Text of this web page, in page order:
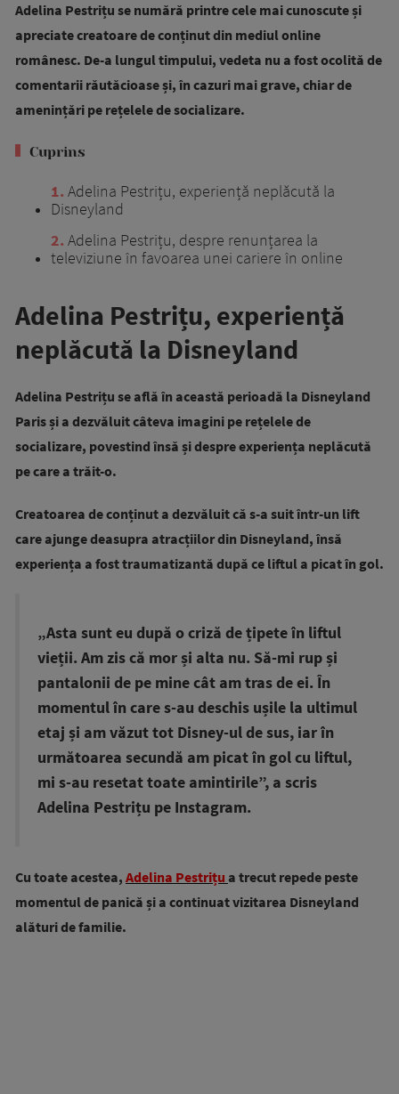
Adelina Pestrițu se numără printre cele mai cunoscute și
apreciate creatoare de conținut din mediul online
românesc. De-a lungul timpului, vedeta nu a fost ocolită de
comentarii răutăcioase și, în cazuri mai grave, chiar de
amenințări pe rețelele de socializare.
Cuprins
1 Adelina Pestrițu, experiență neplăcută la
Disneyland
2 Adelina Pestrițu, despre renunțarea la
televiziune în favoarea unei cariere în online
Adelina Pestrițu, experiență
neplăcută la Disneyland
Adelina Pestrițu se află în această perioadă la Disneyland
Paris și a dezvăluit câteva imagini pe rețelele de
socializare, povestind însă și despre experiența neplăcută
pe care a trăit-o.
Creatoarea de conținut a dezvăluit că s-a suit într-un lift
care ajunge deasupra atracțiilor din Disneyland, însă
experiența a fost traumatizantă după ce liftul a picat în gol.
„Asta sunt eu după o criză de țipete în liftul
vieții. Am zis că mor și alta nu. Să-mi rup și
pantalonii de pe mine cât am tras de ei. În
momentul în care s-au deschis ușile la ultimul
etaj și am văzut tot Disney-ul de sus, iar în
următoarea secundă am picat în gol cu liftul,
mi s-au resetat toate amintirile”, a scris
Adelina Pestrițu pe Instagram.
Cu toate acestea, Adelina Pestrițu a trecut repede peste
momentul de panică și a continuat vizitarea Disneyland
alături de familie.